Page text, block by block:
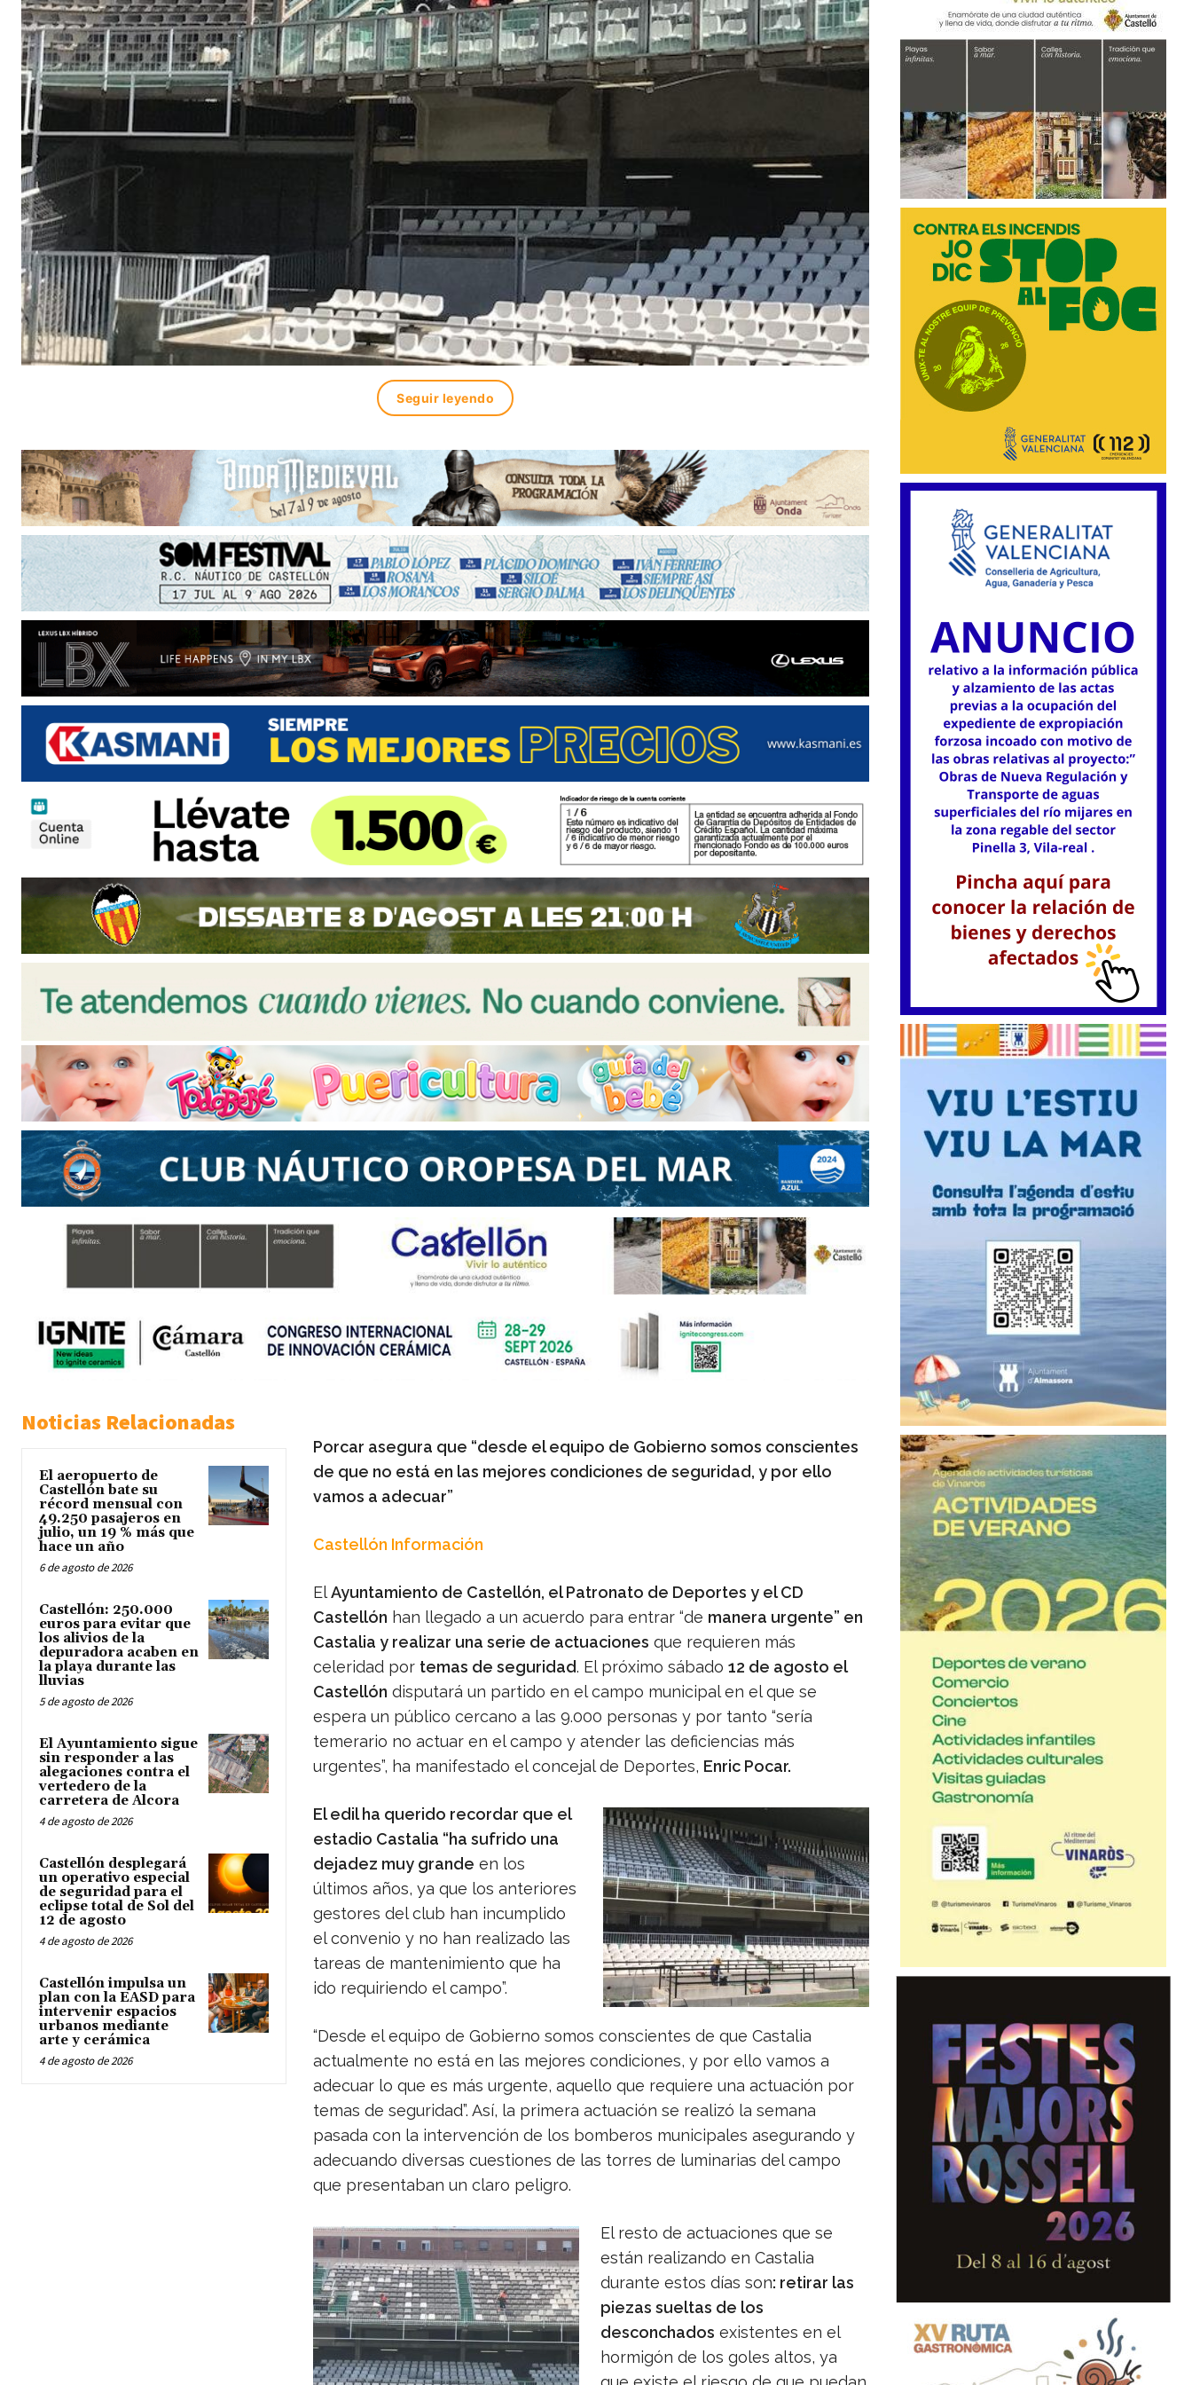
Seguir leyendo
Noticias Relacionadas
El aeropuerto de
Castellón bate su
récord mensual con
49.250 pasajeros en
julio, un 19 % más que
hace un año
6 de agosto de 2026
Castellón: 250.000
euros para evitar que
los alivios de la
depuradora acaben en
la playa durante las
lluvias
5 de agosto de 2026
El Ayuntamiento sigue
sin responder a las
alegaciones contra el
vertedero de la
carretera de Alcora
4 de agosto de 2026
Castellón desplegará
un operativo especial
de seguridad para el
eclipse total de Sol del
12 de agosto
4 de agosto de 2026
Castellón impulsa un
plan con la EASD para
intervenir espacios
urbanos mediante
arte y cerámica
4 de agosto de 2026
Porcar asegura que “desde el equipo de Gobierno somos conscientes
de que no está en las mejores condiciones de seguridad, y por ello
vamos a adecuar”
Castellón Información
ElAyuntamiento de Castellón, el Patronato de Deportes y el CD
Castellón han llegado a un acuerdo para entrar “de manera urgente” en
Castalia y realizar una serie de actuaciones que requieren más
celeridad por temas de seguridad. El próximo sábado 12 de agosto el
Castellón disputará un partido en el campo municipal en el que se
espera un público cercano a las 9.000 personas y por tanto “sería
temerario no actuar en el campo y atender las deficiencias más
urgentes”, ha manifestado el concejal de Deportes, Enric Pocar.
El edil ha querido recordar que el
estadio Castalia “ha sufrido una
dejadez muy grande en los
últimos años, ya que los anteriores
gestores del club han incumplido
el convenio y no han realizado las
tareas de mantenimiento que ha
ido requiriendo el campo”.
“Desde el equipo de Gobierno somos conscientes de que Castalia
actualmente no está en las mejores condiciones, y por ello vamos a
adecuar lo que es más urgente, aquello que requiere una actuación por
temas de seguridad”. Así, la primera actuación se realizó la semana
pasada con la intervención de los bomberos municipales asegurando y
adecuando diversas cuestiones de las torres de luminarias del campo
que presentaban un claro peligro.
El resto de actuaciones que se
están realizando en Castalia
durante estos días son: retirar las
piezas sueltas de los
desconchados existentes en el
hormigón de los goles altos, ya